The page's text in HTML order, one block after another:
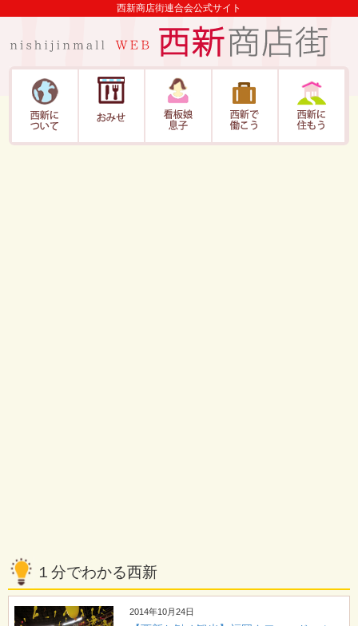
西新商店街連合会公式サイト
１分でわかる西新
2014年10月24日